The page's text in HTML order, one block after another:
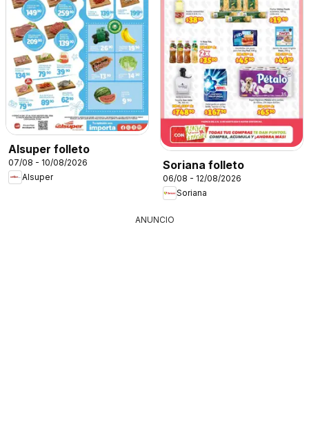
Alsuper folleto
07/08 - 10/08/2026
Alsuper
Soriana folleto
06/08 - 12/08/2026
Soriana
ANUNCIO